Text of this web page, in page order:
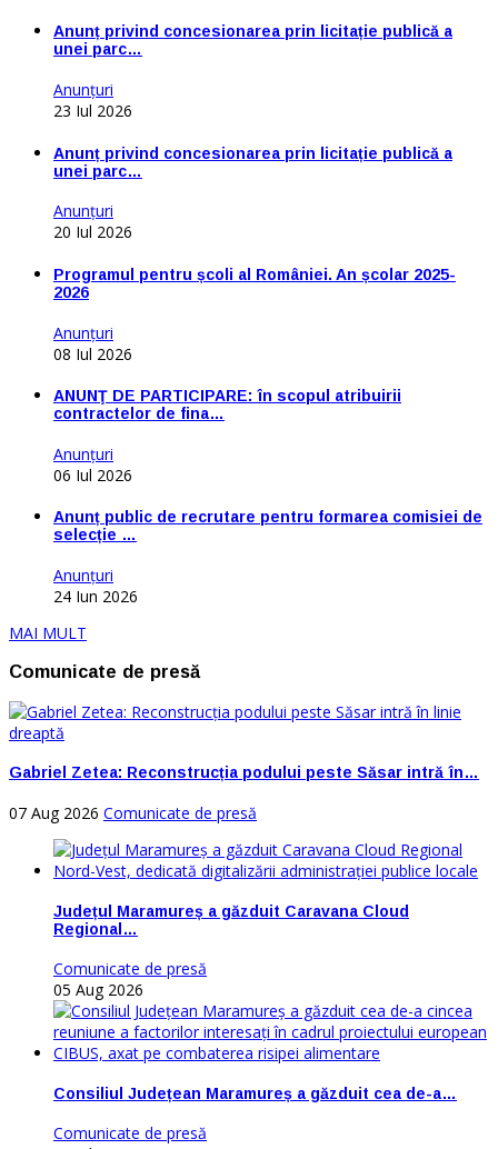
Anunț privind concesionarea prin licitație publică a
unei parc…
Anunţuri
23 Iul 2026
Anunț privind concesionarea prin licitație publică a
unei parc…
Anunţuri
20 Iul 2026
Programul pentru școli al României. An școlar 2025-
2026
Anunţuri
08 Iul 2026
ANUNŢ DE PARTICIPARE: în scopul atribuirii
contractelor de fina…
Anunţuri
06 Iul 2026
Anunț public de recrutare pentru formarea comisiei de
selecție …
Anunţuri
24 Iun 2026
MAI MULT
Comunicate de presă
Gabriel Zetea: Reconstrucția podului peste Săsar intră în…
07 Aug 2026 Comunicate de presă
Județul Maramureș a găzduit Caravana Cloud
Regional…
Comunicate de presă
05 Aug 2026
Consiliul Județean Maramureș a găzduit cea de-a…
Comunicate de presă